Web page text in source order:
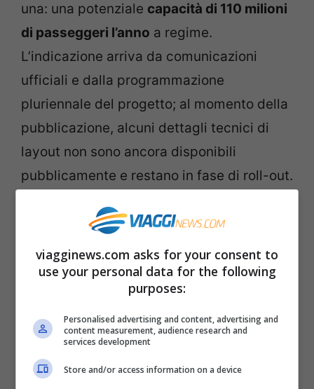
una: una potenziale capacità di 110 milioni
di passeggeri l’anno a regime.
L’indicazione arriva da comunicazioni
ufficiali e dalla programmazione
pluriennale del progetto; al momento della
pubblicazione, alcuni dettagli tecnici di
layout non sono ancora disponibili
pubblicamente e restano in fase di roll-out.
processi digitali, dallabiometriaal bag
drop autonomo; una dorsale tecnologica
per ridurre tempi di connessione; aree
cargo e logistiche integrate con i parchi
industriali lungo il corridoio Addis–Modjo.
viagginews.com asks for your consent to
use your personal data for the following
purposes:
Personalised advertising and content, advertising and
content measurement, audience research and
services development
Store and/or access information on a device